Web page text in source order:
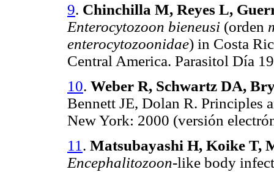
9. Chinchilla M, Reyes L,
Enterocytozoon bieneusi (orden
enterocytozoonidae) in Costa
Central America. Parasitol Día
10. Weber R, Schwartz DA,
Bennett JE, Dolan R. Principles
New York: 2000 (versión
11 . Matsubayashi H, Koike T,
Encephalitozoon-like body